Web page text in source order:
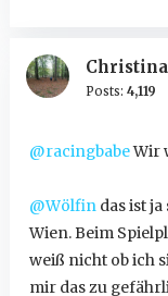
Posts: 4,119
@racingbabeWir
@Wölfindas ist ja
Wien. Beim
weiß nicht ob ich
mir das zu